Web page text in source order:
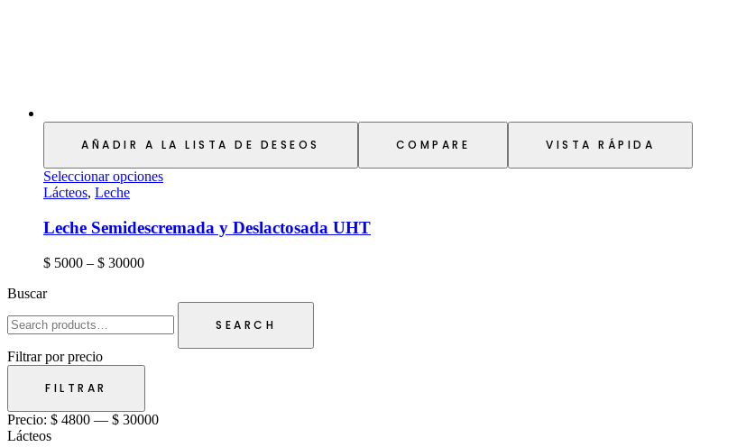
AÑADIR A LA LISTA DE DESEOS COMPARE VISTA RÁPIDA
Seleccionar opciones
Lácteos, Leche
Leche Semidescremada y Deslactosada UHT
$ 5000 – $ 30000
Buscar
SEARCH
Filtrar por precio
FILTRAR
Precio: $ 4800 — $ 30000
Lácteos